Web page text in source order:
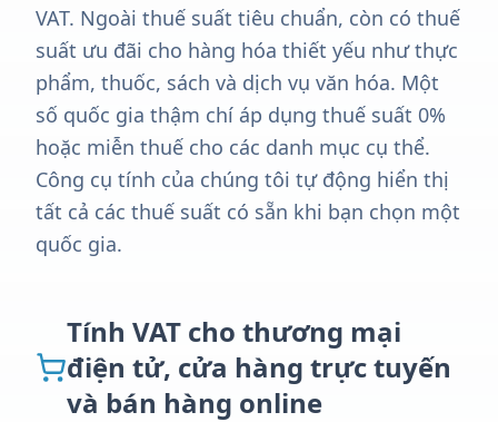
VAT. Ngoài thuế suất tiêu chuẩn, còn có thuế
suất ưu đãi cho hàng hóa thiết yếu như thực
phẩm, thuốc, sách và dịch vụ văn hóa. Một
số quốc gia thậm chí áp dụng thuế suất 0%
hoặc miễn thuế cho các danh mục cụ thể.
Công cụ tính của chúng tôi tự động hiển thị
tất cả các thuế suất có sẵn khi bạn chọn một
quốc gia.
Tính VAT cho thương mại
điện tử, cửa hàng trực tuyến
và bán hàng online